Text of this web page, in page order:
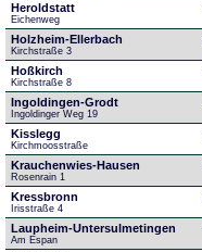
Heroldstatt
Eichenweg
Holzheim-Ellerbach
Kirchstraße 3
Hoßkirch
Kirchstraße 8
Ingoldingen-Grodt
Ingoldinger Weg 19
Kisslegg
Kirchmoosstraße
Krauchenwies-Hausen
Rosenrain 1
Kressbronn
Irisstraße 4
Laupheim-Untersulmetingen
Am Espan